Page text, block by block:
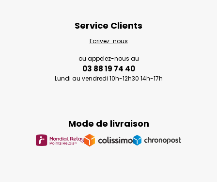
Mode de livraison
Service Clients
Ecrivez-nous
ou appelez-nous au
03 88 19 74 40
Lundi au vendredi 10h-12h30 14h-17h